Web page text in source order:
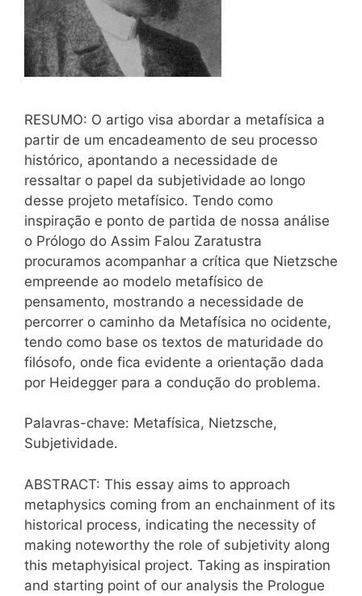
RESUMO: O artigo visa abordar a metafísica a
partir de um encadeamento de seu processo
histórico, apontando a necessidade de
ressaltar o papel da subjetividade ao longo
desse projeto metafísico. Tendo como
inspiração e ponto de partida de nossa análise
o Prólogo do Assim Falou Zaratustra
procuramos acompanhar a crítica que Nietzsche
empreende ao modelo metafísico de
pensamento, mostrando a necessidade de
percorrer o caminho da Metafísica no ocidente,
tendo como base os textos de maturidade do
filósofo, onde fica evidente a orientação dada
por Heidegger para a condução do problema.
Palavras-chave: Metafísica, Nietzsche,
Subjetividade.
ABSTRACT: This essay aims to approach
metaphysics coming from an enchainment of its
historical process, indicating the necessity of
making noteworthy the role of subjetivity along
this metaphyisical project. Taking as inspiration
and starting point of our analysis the Prologue